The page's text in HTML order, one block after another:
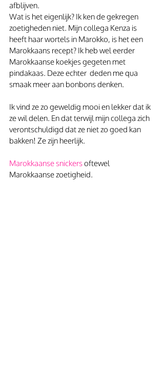
afblijven.
Wat is het eigenlijk? Ik ken de gekregen
zoetigheden niet. Mijn collega Kenza is
heeft haar wortels in Marokko, is het een
Marokkaans recept? Ik heb wel eerder
Marokkaanse koekjes gegeten met
pindakaas. Deze echter  deden me qua
smaak meer aan bonbons denken.
Ik vind ze zo geweldig mooi en lekker dat ik
ze wil delen. En dat terwijl mijn collega zich
verontschuldigd dat ze niet zo goed kan
bakken! Ze zijn heerlijk.
Marokkaanse snickers oftewel
Marokkaanse zoetigheid.